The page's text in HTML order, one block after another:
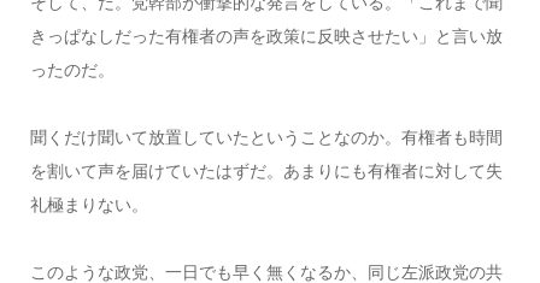
きっぱなしだった有権者の声を政策に反映させたい」と言い放
ったのだ。
聞くだけ聞いて放置していたということなのか。有権者も時間
を割いて声を届けていたはずだ。あまりにも有権者に対して失
礼極まりない。
このような政党、一日でも早く無くなるか、同じ左派政党の共